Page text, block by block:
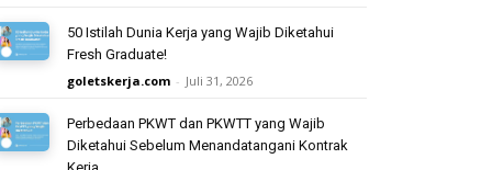
50 Istilah Dunia Kerja yang Wajib Diketahui
Fresh Graduate!
goletskerja.com - Juli 31, 2026
Perbedaan PKWT dan PKWTT yang Wajib
Diketahui Sebelum Menandatangani Kontrak